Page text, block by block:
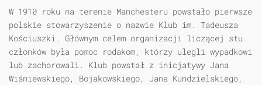
W 1910 roku na terenie Manchesteru powstało pierwsze
polskie stowarzyszenie o nazwie Klub im. Tadeusza
Kościuszki. Głównym celem organizacji liczącej stu
członków była pomoc rodakom, którzy ulegli wypadkowi
lub zachorowali. Klub powstał z inicjatywy Jana
Wiśniewskiego, Bojakowskiego, Jana Kundzielskiego,